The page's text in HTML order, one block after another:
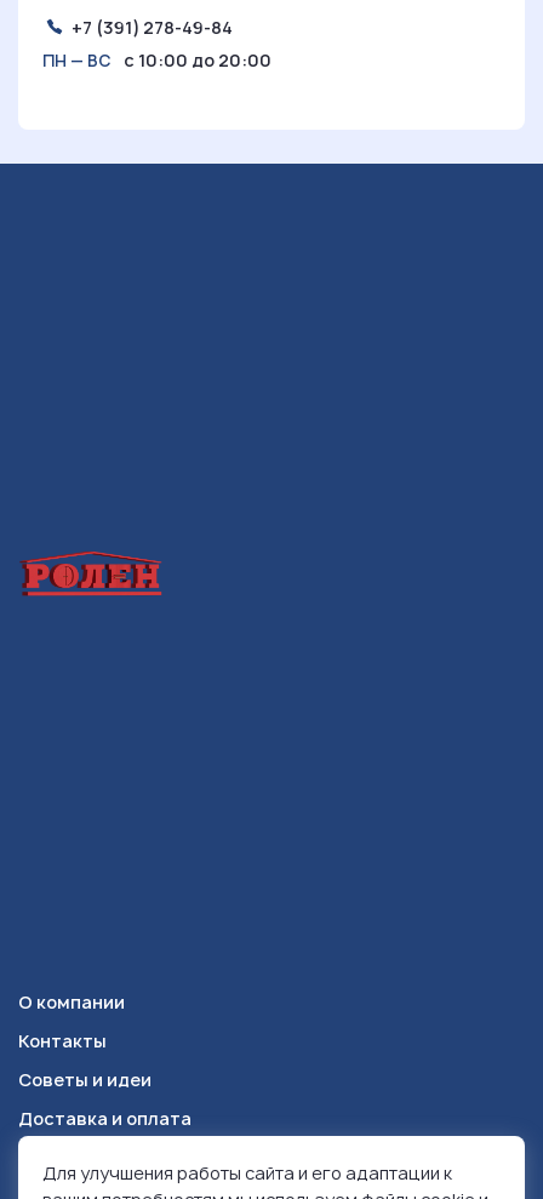
+7 (391) 278-49-84
ПН — ВС с 10:00 до 20:00
О компании
Контакты
Советы и идеи
Доставка и оплата
Красноярск +7 (391) 278-49-84
Для улучшения работы сайта и его адаптации к